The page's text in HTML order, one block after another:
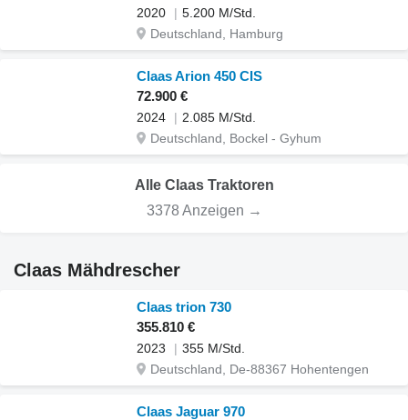
2020
5.200 M/Std.
Deutschland, Hamburg
Claas Arion 450 CIS
72.900 €
2024
2.085 M/Std.
Deutschland, Bockel - Gyhum
Alle Claas Traktoren
3378 Anzeigen →
Claas Mähdrescher
Claas trion 730
355.810 €
2023
355 M/Std.
Deutschland, De-88367 Hohentengen
Claas Jaguar 970